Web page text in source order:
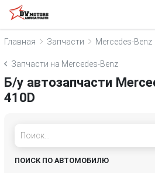
Главная Запчасти Mercedes-Benz
Запчасти на Mercedes-Benz
Б/у автозапчасти
410D
ПОИСК ПО АВТОМОБИЛЮ